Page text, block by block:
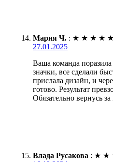
Мария Ч. : ★ ★ ★ ★ ★
27.01.2025
Ваша команда поразила
значки, все сделали
прислала дизайн, и
готово. Результат
Обязательно вернусь
Влада Русакова : ★ ★